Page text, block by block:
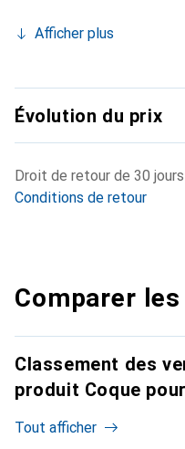
Afficher plus
Évolution du prix
Droit de retour de 30 jours
Conditions de retour
Comparer
Classement des
produit Coque
Tout afficher